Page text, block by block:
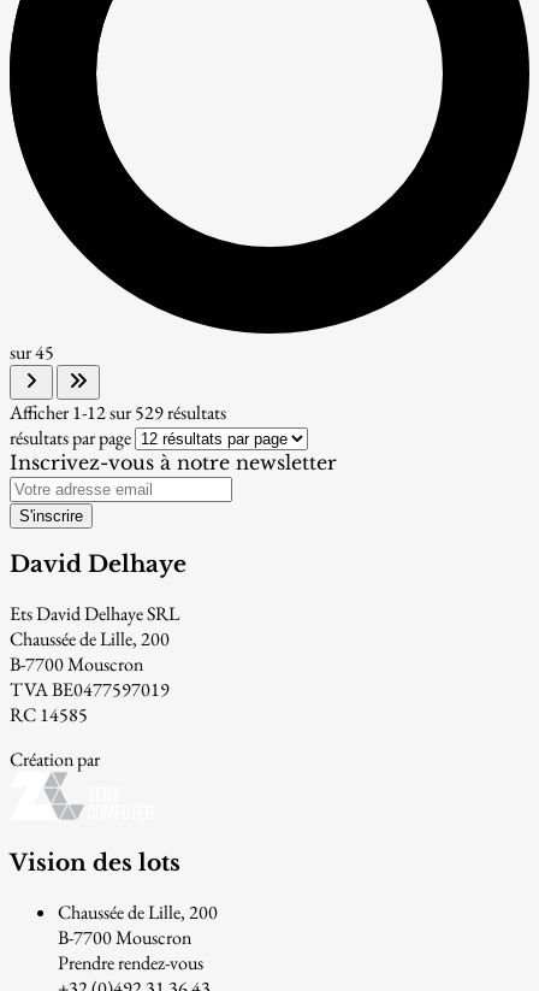
sur45
Afficher1-12sur529résultats
résultats par page
Inscrivez-vous à notre newsletter
S'inscrire
David Delhaye
Ets David Delhaye SRL
Chaussée de Lille, 200
B-7700 Mouscron
TVA BE0477597019
RC 14585
Création par
Vision des lots
Chaussée de Lille, 200
B-7700 Mouscron
Prendre rendez-vous